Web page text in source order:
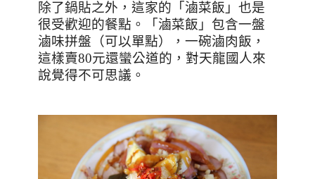
除了鍋貼之外，這家的「滷菜飯」也是
很受歡迎的餐點。「滷菜飯」包含一盤
滷味拼盤（可以單點），一碗滷肉飯，
這樣賣80元還蠻公道的，對天龍國人來
說覺得不可思議。